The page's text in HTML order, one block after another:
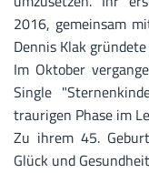
2016, gemeinsam
Dennis Klak
Im Oktober
Single
traurigen Phase im
Zu ihrem 45.
Glück und